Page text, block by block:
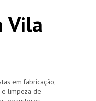
Vila
em fabricação,
e limpeza de